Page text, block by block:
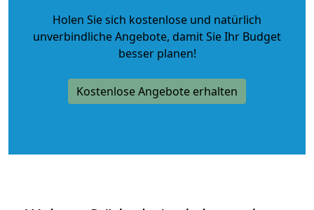
Holen Sie sich kostenlose und natürlich
unverbindliche Angebote, damit Sie Ihr Budget
besser planen!
Kostenlose Angebote erhalten